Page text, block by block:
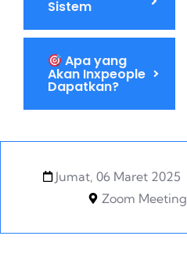
Sistem
Apa yang
Akan Inxpeople
Dapatkan?
Jumat, 06 Maret 2025
Zoom Meeting